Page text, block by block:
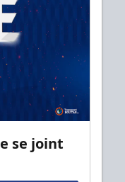
se joint